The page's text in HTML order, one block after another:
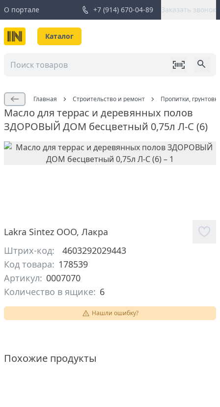
О портале +7 (914) 670-04-89 Заказать звонок
Каталог
Главная Строительство и ремонт Пропитки,
Масло для террас и деревянных полов
ЗДОРОВЫЙ ДОМ бесцветный 0,75л Л-С (6)
Lakra Sintez ООО, Лакра
Штрих-код:
4603292029443
Код товара: 178539
Артикул: 0007070
Количество в ящике: 6
Нашли ошибку?
Похожие продукты